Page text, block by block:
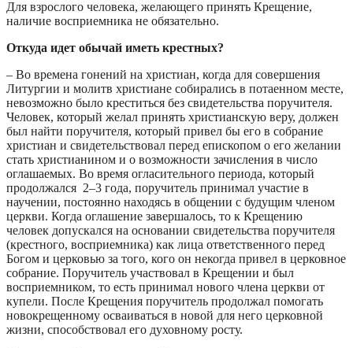
Для взрослого человека, желающего принять Крещение,
наличие восприемника не обязательно.
Откуда идет обычай иметь крестных?
– Во времена гонений на христиан, когда для совершения
Литургии и молитв христиане собирались в потаенном месте,
невозможно было креститься без свидетельства поручителя.
Человек, который желал принять христианскую веру, должен
был найти поручителя, который привел бы его в собрание
христиан и свидетельствовал перед епископом о его желании
стать христианином и о возможности зачисления в число
оглашаемых. Во время огласительного периода, который
продолжался 2–3 года, поручитель принимал участие в
научении, постоянно находясь в общении с будущим членом
церкви. Когда оглашение завершалось, то к Крещению
человек допускался на основании свидетельства поручителя
(крестного, восприемника) как лица ответственного перед
Богом и церковью за того, кого он некогда привел в церковное
собрание. Поручитель участвовал в Крещении и был
восприемником, то есть принимал нового члена церкви от
купели. После Крещения поручитель продолжал помогать
новокрещенному осваиваться в новой для него церковной
жизни, способствовал его духовному росту.